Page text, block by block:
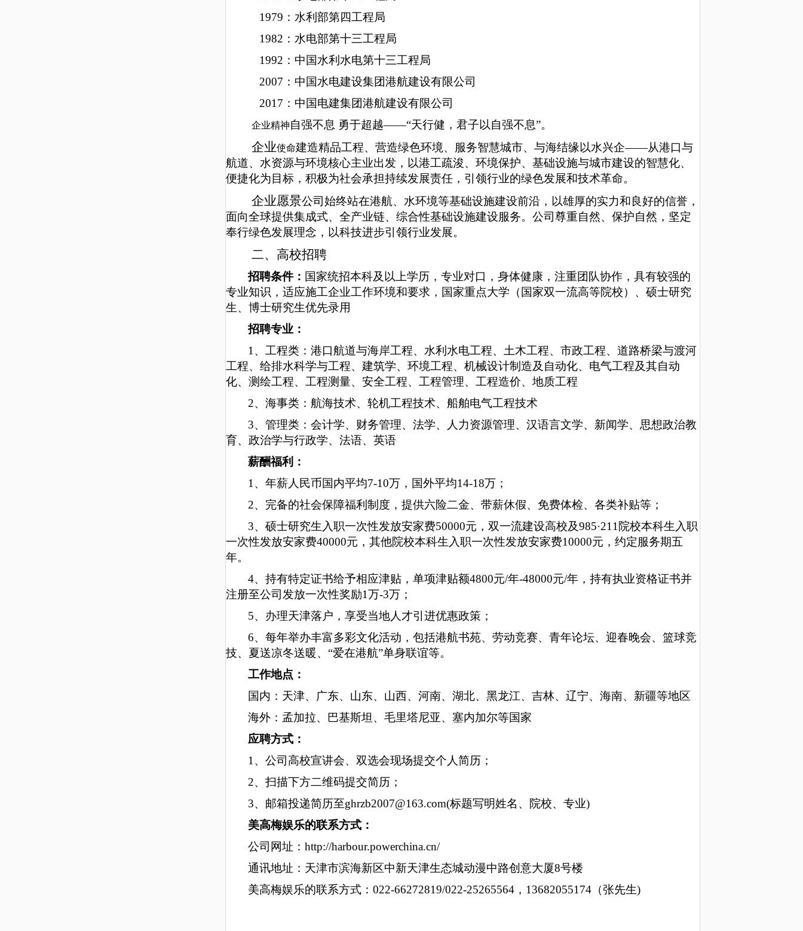
1979：水利部第四工程局
1982：水电部第十三工程局
1992：中国水利水电第十三工程局
2007：中国水电建设集团港航建设有限公司
2017：中国电建集团港航建设有限公司
企业精神自强不息 勇于超越——“天行健，君子以自强不息”。
企业使命建造精品工程、营造绿色环境、服务智慧城市、 与海结缘以水兴企——从港口与
航道、水资源与环境核心主业出发，以港工疏浚、环境保护、基础设施与城市建设的智慧化、
便捷化为目标，积极为社会承担持续发展责任，引领行业的绿色发展和技术革命。
企业愿景公司始终站在港航、水环境等基础设施建设前沿，以雄厚的实力和良好的信誉，
面向全球提供集成式、全产业链、综合性基础设施建设服务。公司尊重自然、保护自然，坚定
奉行绿色发展理念，以科技进步引领行业发展。
二、高校招聘
招聘条件： 国家统招本科及以上学历，专业对口，身体健康，注重团队协作，具有较强的
专业知识，适应施工企业工作环境和要求，国家重点大学（国家双一流高等院校）、 硕士研究
生、博士研究生优先录用
招聘专业 ：
1、 工程类：港口航道与海岸工程、 水利水电工程、 土木工程、 市政工程、 道路桥梁与渡河
工程、 给排水科学与工程、 建筑学、 环境工程、 机械设计制造及自动化、 电气工程及其自动
化、 测绘工程、 工程测量、 安全工程、 工程管理、 工程造价、 地质工程
2、 海事类： 航海技术、轮机工程技术、船舶电气工程技术
3、 管理类：会计学、 财务管理、 法学、 人力资源管理、 汉语言文学、 新闻学、 思想政治教
育、 政治学与行政学、 法语、 英语
薪酬福利 ：
1 、 年薪人民币 国内平均7-10万，国外平均14-18万；
2、完备的社会保障福利制度， 提供六险二金、 带薪休假、免费体检、各类补贴等 ；
3、 硕士研究生 入职一次性发放安家费50000元，双一流建设高校及985·211院校本科生 入职
一次性发放安家费40000元，其他院校本科生 入职一次性发放安家费10000元， 约定服务期五
年。
4、 持有特定证书给予相应津贴，单项津贴额4800元/年-48000元/年，持有执业资格证书并
注册至公司发放一次性奖励1万-3万；
5、办理天津落户，享受当地人才引进优惠政策；
6、每年举办丰富多彩文化活动，包括港航书苑、劳动竞赛、青年论坛、迎春晚会、篮球竞
技、夏送凉冬送暖、“爱在港航”单身联谊等。
工作地点：
国内：天津、广东、山东、山西、河南、湖北、黑龙江、吉林、辽宁、海南、 新疆等地区
海外： 孟加拉、巴基斯坦、毛里塔尼亚、 塞内加尔等国家
应聘方式 ：
1、公司高校宣讲会、双选会现场提交个人简历；
2、 扫描下方二维码提交简历；
3、 邮箱投递简历至ghrzb2007@163.com(标题写明姓名、院校、专业)
美高梅娱乐的联系方式 ：
公司网址： http://harbour.powerchina.cn/
通讯地址：天津市滨海新区中新天津生态城动漫中路创意大厦8号楼
美高梅娱乐的联系方式： 022-66272819/022-25265564，13682055174（张先生)